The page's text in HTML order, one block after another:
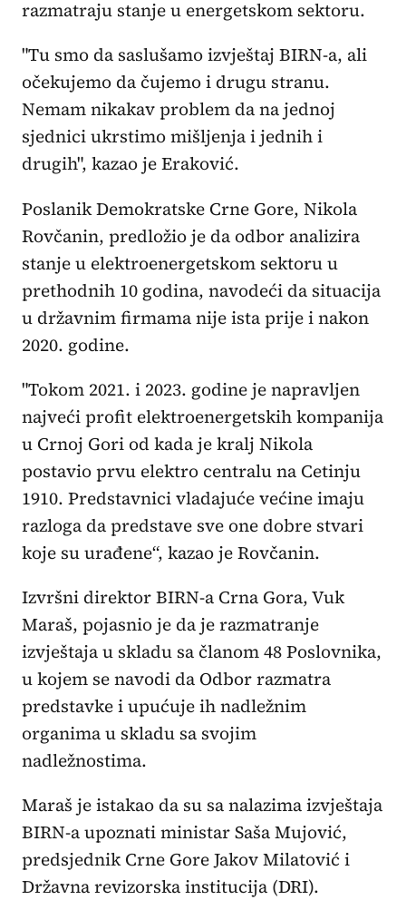
razmatraju stanje u energetskom sektoru.
"Tu smo da saslušamo izvještaj BIRN-a, ali
očekujemo da čujemo i drugu stranu.
Nemam nikakav problem da na jednoj
sjednici ukrstimo mišljenja i jednih i
drugih", kazao je Eraković.
Poslanik Demokratske Crne Gore, Nikola
Rovčanin, predložio je da odbor analizira
stanje u elektroenergetskom sektoru u
prethodnih 10 godina, navodeći da situacija
u državnim firmama nije ista prije i nakon
2020. godine.
"Tokom 2021. i 2023. godine je napravljen
najveći profit elektroenergetskih kompanija
u Crnoj Gori od kada je kralj Nikola
postavio prvu elektro centralu na Cetinju
1910. Predstavnici vladajuće većine imaju
razloga da predstave sve one dobre stvari
koje su urađene“, kazao je Rovčanin.
Izvršni direktor BIRN-a Crna Gora, Vuk
Maraš, pojasnio je da je razmatranje
izvještaja u skladu sa članom 48 Poslovnika,
u kojem se navodi da Odbor razmatra
predstavke i upućuje ih nadležnim
organima u skladu sa svojim
nadležnostima.
Maraš je istakao da su sa nalazima izvještaja
BIRN-a upoznati ministar Saša Mujović,
predsjednik Crne Gore Jakov Milatović i
Državna revizorska institucija (DRI).